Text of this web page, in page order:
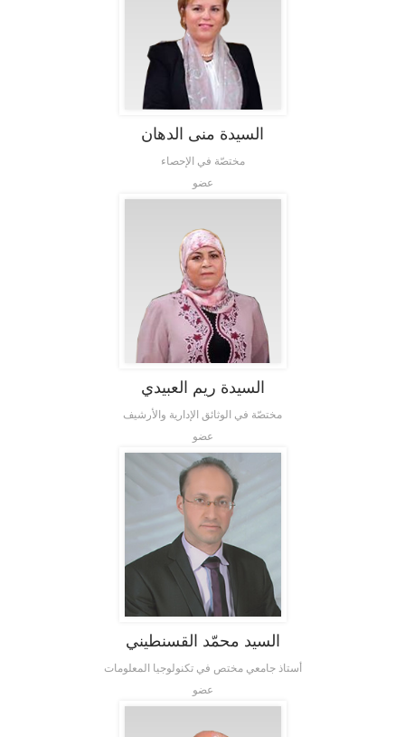
السيدة منى الدهان
مختصّة في الإحصاء
عضو
السيدة ريم العبيدي
مختصّة في الوثائق الإدارية والأرشيف
عضو
السيد محمّد القسنطيني
أستاذ جامعي مختص في تكنولوجيا المعلومات
عضو